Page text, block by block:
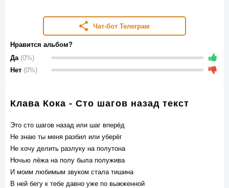
Чат-бот Телеграм
Нравится альбом?
Да (0%)
Нет (0%)
Клава Кока - Сто шагов назад текст
Это сто шагов назад или шаг вперёд
Не знаю ты меня разбил или уберёг
Не хочу делить разлуку на полутона
Ночью лёжа на полу была полужива
И моим любимым звуком стала тишина
В ней бегу к тебе давно уже по выжженной